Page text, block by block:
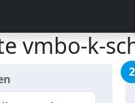
vmbo-k-
2